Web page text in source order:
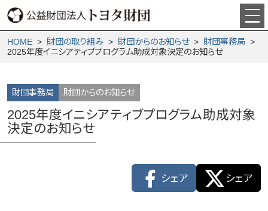
HOME> 財団の取り組み> 財団からの­お知らせ> 財団事務局 >
2025年度イニシアティブプログラム助成対象決定のお知らせ
財団事務局 財団からのお知らせ
2025年度イニシアティブプログラム助成対象
決定のお知らせ
シェア シェア